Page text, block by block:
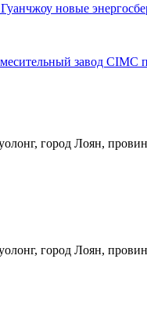
новые
завод CIMC
город Лоян,
город Лоян,